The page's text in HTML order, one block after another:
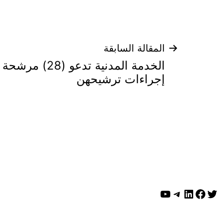
تصفّح
المقالات
المقالة السابقة
الخدمة المدنية
إجراءات ترشيحهن
تويترفيسبوك
لينكد إن تيليجرام
يوتيوب